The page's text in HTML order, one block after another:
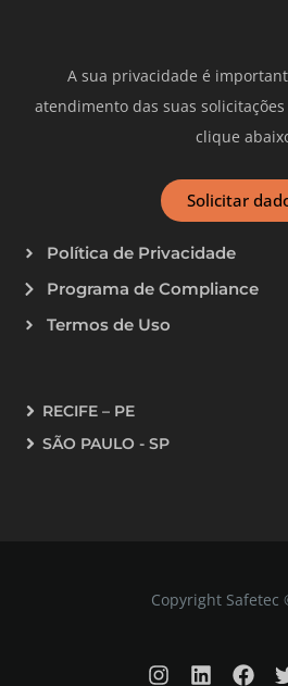
A sua privacidade é
atendimento das suas
clique
Solicitar
Política de Privacidade
Programa de Compliance
Termos de Uso
RECIFE – PE
SÃO PAULO - SP
Copyright Safetec